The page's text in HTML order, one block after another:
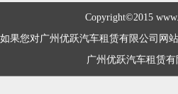
Copyright©2015
如果您对广州优跃汽车租赁有限公司网
广州优跃汽车租赁有